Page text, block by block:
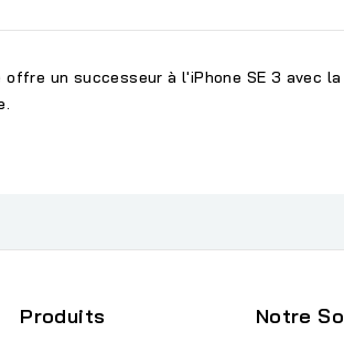
un successeur à l'iPhone SE 3 avec la
Produits Notre